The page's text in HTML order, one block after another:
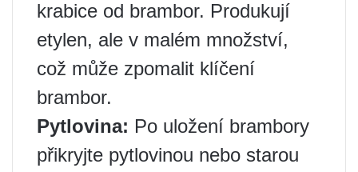
krabice od brambor. Produkují
etylen, ale v malém množství,
což může zpomalit klíčení
brambor.
Pytlovina: Po uložení brambory
přikryjte pytlovinou nebo starou